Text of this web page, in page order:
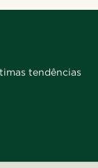
tendências